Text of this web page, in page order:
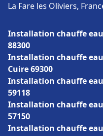
La Fare les Oliviers,
Installation chauffe
88300
Installation chauffe
Cuire 69300
Installation chauffe
59118
Installation chauffe
57150
Installation chauffe